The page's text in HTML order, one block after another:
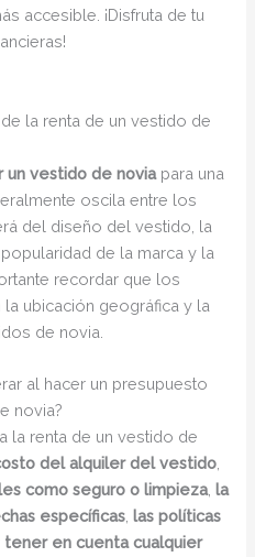
accesible. ¡Disfruta de tu
la renta de un vestido de
un vestido de noviapara una
oscila entre los
del diseño del vestido, la
de la marca y la
recordar que los
ubicación geográfica y la
de novia.
al hacer un presupuesto
novia?
la renta de un vestido de
del alquiler del vestido
como seguro o limpieza, la
específicas las políticas
tener en cuenta cualquier